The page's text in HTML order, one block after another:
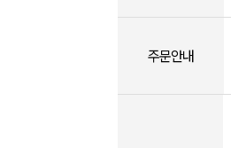
주문안내